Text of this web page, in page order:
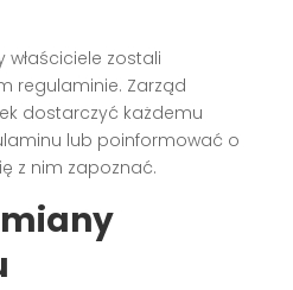
właściciele zostali
regulaminie. Zarząd
dostarczyć każdemu
lub poinformować o
z nim zapoznać.